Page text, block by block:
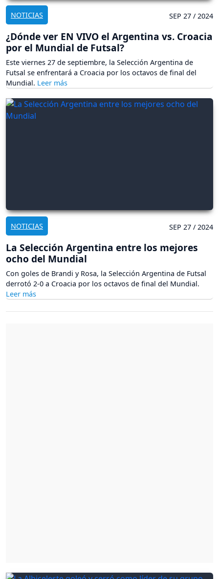
NOTICIAS SEP 27 / 2024
¿Dónde ver EN VIVO el Argentina vs. Croacia
por el Mundial de Futsal?
Este viernes 27 de septiembre, la Selección Argentina de
Futsal se enfrentará a Croacia por los octavos de final del
Mundial.
NOTICIAS SEP 27 / 2024
La Selección Argentina entre los mejores
ocho del Mundial
Con goles de Brandi y Rosa, la Selección Argentina de Futsal
derrotó 2-0 a Croacia por los octavos de final del Mundial.